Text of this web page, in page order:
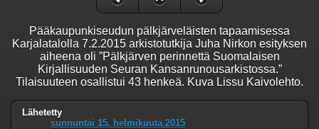
Pääkaupunkiseudun pälkjärveläisten tapaamisessa
Karjalatalolla 7.2.2015 arkistotutkija Juha Nirkon esityksen
aiheena oli ”Pälkjärven perinnettä Suomalaisen
Kirjallisuuden Seuran Kansanrunousarkistossa.”
Tilaisuuteen osallistui 43 henkeä. Kuva Lissu Kaivolehto.
Lähetetty
sunnuntai 15. helmikuuta 2015